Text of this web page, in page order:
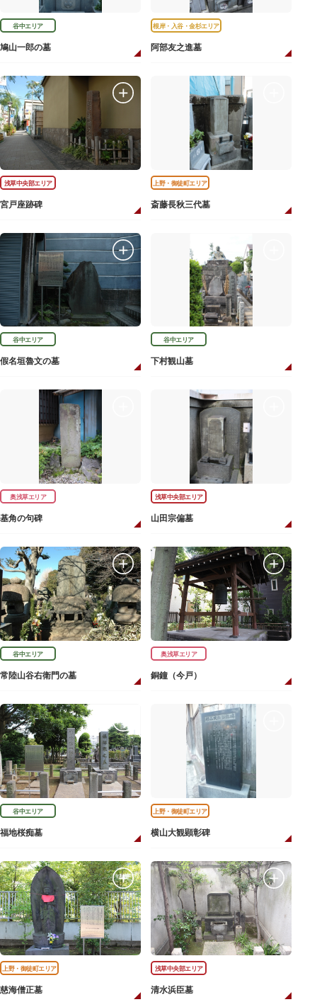
谷中エリア
鳩山一郎の墓
根岸・入谷・金杉エリア
阿部友之進墓
浅草中央部エリア
宮戸座跡碑
上野・御徒町エリア
斎藤長秋三代墓
谷中エリア
假名垣魯文の墓
谷中エリア
下村観山墓
奥浅草エリア
基角の句碑
浅草中央部エリア
山田宗偏墓
谷中エリア
常陸山谷右衛門の墓
奥浅草エリア
銅鐘（今戸）
谷中エリア
福地桜痴墓
上野・御徒町エリア
横山大観顕彰碑
上野・御徒町エリア
慈海僧正墓
浅草中央部エリア
清水浜臣墓